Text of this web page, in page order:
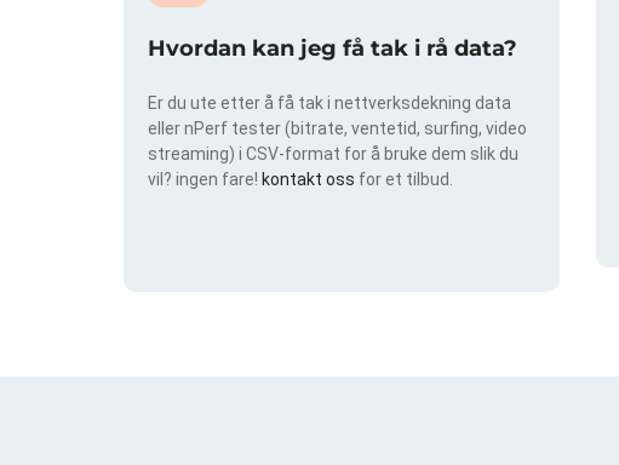
Hvordan kan jeg få tak i rå data?
Er du ute etter å få tak i nettverksdekning data
eller nPerf tester (bitrate, ventetid, surfing, video
streaming) i CSV-format for å bruke dem slik du
vil? ingen fare! kontakt oss for et tilbud.